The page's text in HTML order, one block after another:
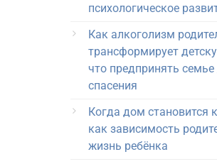
психологическое
Как алкоголизм
трансформирует
что предпринять семье
спасения
Когда дом становится
как зависимость
жизнь ребёнка